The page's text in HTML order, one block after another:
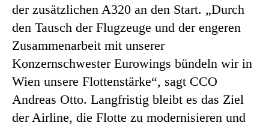
der zusätzlichen A320 an den Start. „Durch
den Tausch der Flugzeuge und der engeren
Zusammenarbeit mit unserer
Konzernschwester Eurowings bündeln wir in
Wien unsere Flottenstärke“, sagt CCO
Andreas Otto. Langfristig bleibt es das Ziel
der Airline, die Flotte zu modernisieren und